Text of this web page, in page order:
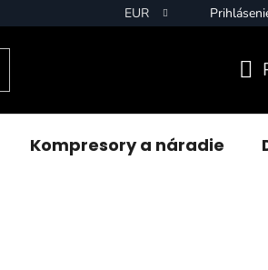
EUR
Kompresory a náradie